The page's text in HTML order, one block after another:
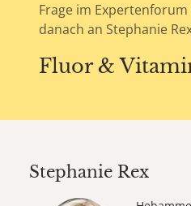
Frage im
danach an Stephanie
Fluor &
Stephanie Rex